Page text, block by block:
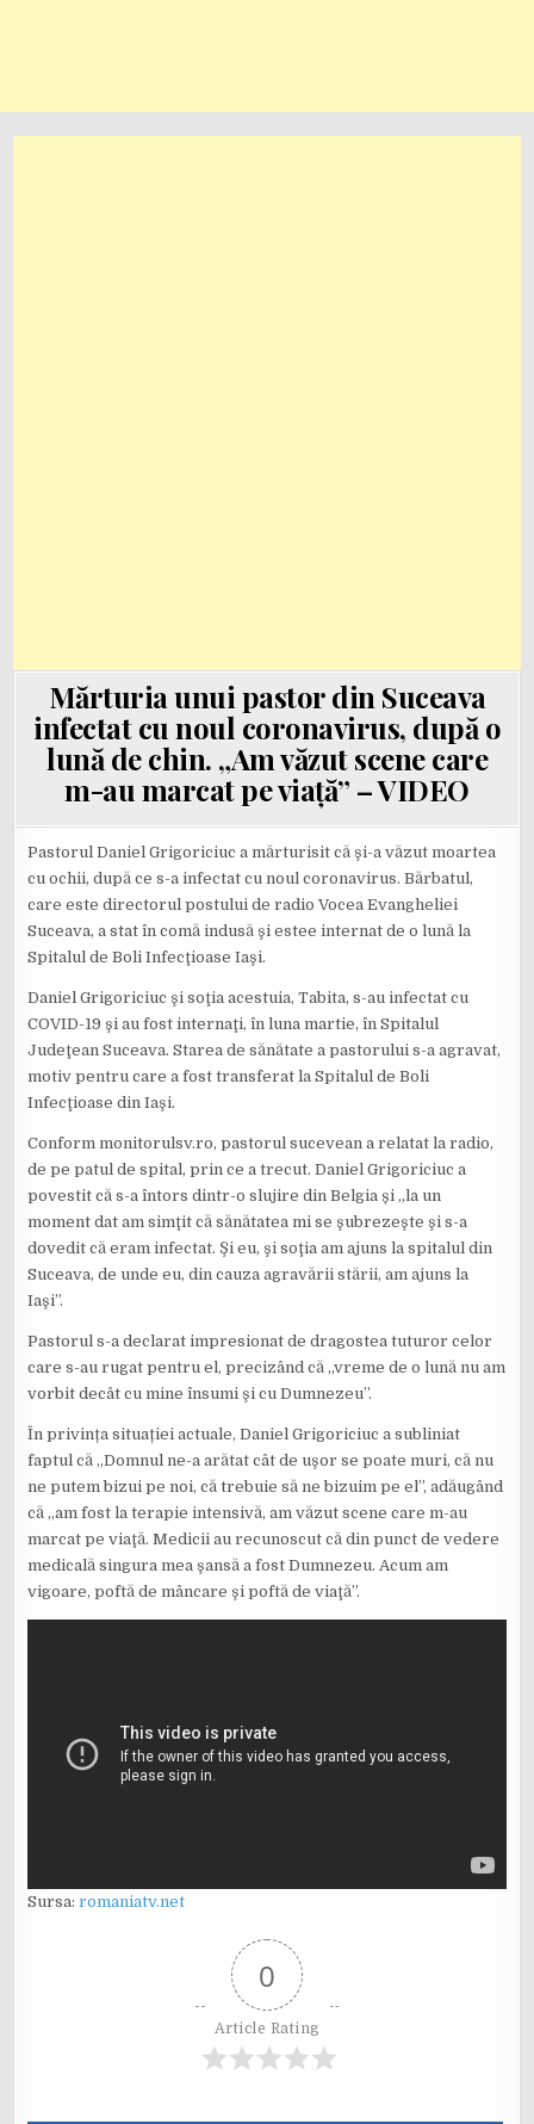
Mărturia unui pastor din Suceava
infectat cu noul coronavirus, după o
lună de chin. „Am văzut scene care
m-au marcat pe viață” – VIDEO
Pastorul Daniel Grigoriciuc a mărturisit că şi-a văzut moartea
cu ochii, după ce s-a infectat cu noul coronavirus. Bărbatul,
care este directorul postului de radio Vocea Evangheliei
Suceava, a stat în comă indusă şi estee internat de o lună la
Spitalul de Boli Infecţioase Iaşi.
Daniel Grigoriciuc şi soţia acestuia, Tabita, s-au infectat cu
COVID-19 şi au fost internaţi, în luna martie, în Spitalul
Judeţean Suceava. Starea de sănătate a pastorului s-a agravat,
motiv pentru care a fost transferat la Spitalul de Boli
Infecţioase din Iaşi.
Conform monitorulsv.ro, pastorul sucevean a relatat la radio,
de pe patul de spital, prin ce a trecut. Daniel Grigoriciuc a
povestit că s-a întors dintr-o slujire din Belgia și „la un
moment dat am simţit că sănătatea mi se şubrezeşte şi s-a
dovedit că eram infectat. Şi eu, şi soţia am ajuns la spitalul din
Suceava, de unde eu, din cauza agravării stării, am ajuns la
Iaşi”.
Pastorul s-a declarat impresionat de dragostea tuturor celor
care s-au rugat pentru el, precizând că „vreme de o lună nu am
vorbit decât cu mine însumi şi cu Dumnezeu”.
În privința situației actuale, Daniel Grigoriciuc a subliniat
faptul că „Domnul ne-a arătat cât de uşor se poate muri, că nu
ne putem bizui pe noi, că trebuie să ne bizuim pe el”, adăugând
că „am fost la terapie intensivă, am văzut scene care m-au
marcat pe viaţă. Medicii au recunoscut că din punct de vedere
medicală singura mea şansă a fost Dumnezeu. Acum am
vigoare, poftă de mâncare şi poftă de viaţă”.
Sursa:romaniatv.net
0
Article Rating